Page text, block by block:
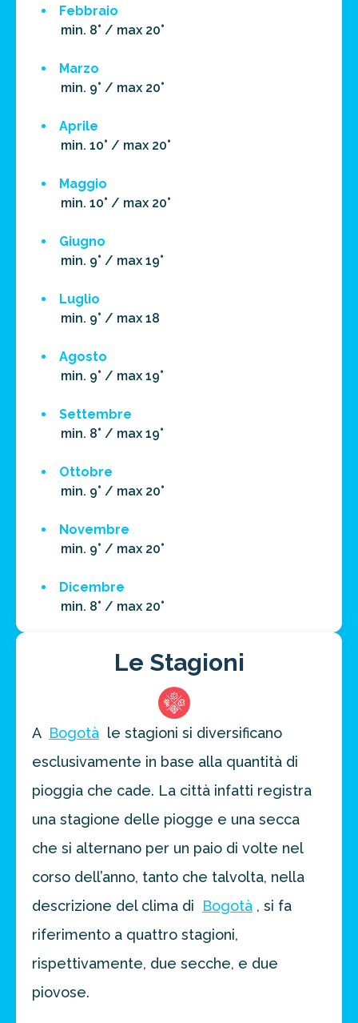
Febbraio
min. 8° / max 20°
Marzo
min. 9° / max 20°
Aprile
min. 10° / max 20°
Maggio
min. 10° / max 20°
Giugno
min. 9° / max 19°
Luglio
min. 9° / max 18
Agosto
min. 9° / max 19°
Settembre
min. 8° / max 19°
Ottobre
min. 9° / max 20°
Novembre
min. 9° / max 20°
Dicembre
min. 8° / max 20°
Le Stagioni
A Bogotà le stagioni si diversificano
esclusivamente in base alla quantità di
pioggia che cade. La città infatti registra
una stagione delle piogge e una secca
che si alternano per un paio di volte nel
corso dell’anno, tanto che talvolta, nella
descrizione del clima di
Bogotà , si fa
riferimento a quattro stagioni,
rispettivamente, due secche, e due
piovose.